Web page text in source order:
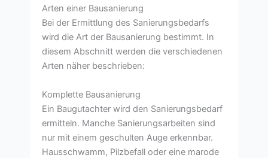
Arten einer Bausanierung
Bei der Ermittlung des Sanierungsbedarfs
wird die Art der Bausanierung bestimmt. In
diesem Abschnitt werden die verschiedenen
Arten näher beschrieben:
Komplette Bausanierung
Ein Baugutachter wird den Sanierungsbedarf
ermitteln. Manche Sanierungsarbeiten sind
nur mit einem geschulten Auge erkennbar.
Hausschwamm, Pilzbefall oder eine marode